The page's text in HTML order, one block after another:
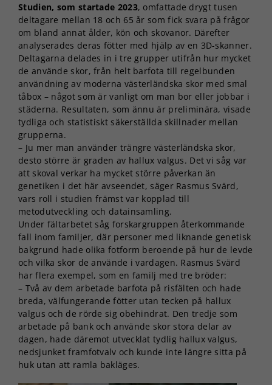
Studien, som startade 2023, omfattade drygt tusen
deltagare mellan 18 och 65 år som fick svara på frågor
om bland annat ålder, kön och skovanor. Därefter
analyserades deras fötter med hjälp av en 3D-skanner.
Deltagarna delades in i tre grupper utifrån hur mycket
de använde skor, från helt barfota till regelbunden
användning av moderna västerländska skor med smal
tåbox – något som är vanligt om man bor eller jobbar i
städerna. Resultaten, som ännu är preliminära, visade
tydliga och statistiskt säkerställda skillnader mellan
grupperna.
– Ju mer man använder trängre västerländska skor,
desto större är graden av hallux valgus. Det vi såg var
att skoval verkar ha mycket större påverkan än
genetiken i det här avseendet, säger Rasmus Svärd,
vars roll i studien främst var kopplad till
metodutveckling och datainsamling.
Under fältarbetet såg forskargruppen återkommande
fall inom familjer, där personer med liknande genetisk
bakgrund hade olika fotform beroende på hur de levde
och vilka skor de använde i vardagen. Rasmus Svärd
har flera exempel, som en familj med tre bröder:
– Två av dem arbetade barfota på risfälten och hade
breda, välfungerande fötter utan tecken på hallux
valgus och de rörde sig obehindrat. Den tredje som
arbetade på bank och använde skor stora delar av
dagen, hade däremot utvecklat tydlig hallux valgus,
nedsjunket framfotvalv och kunde inte längre sitta på
huk utan att ramla bakläges.